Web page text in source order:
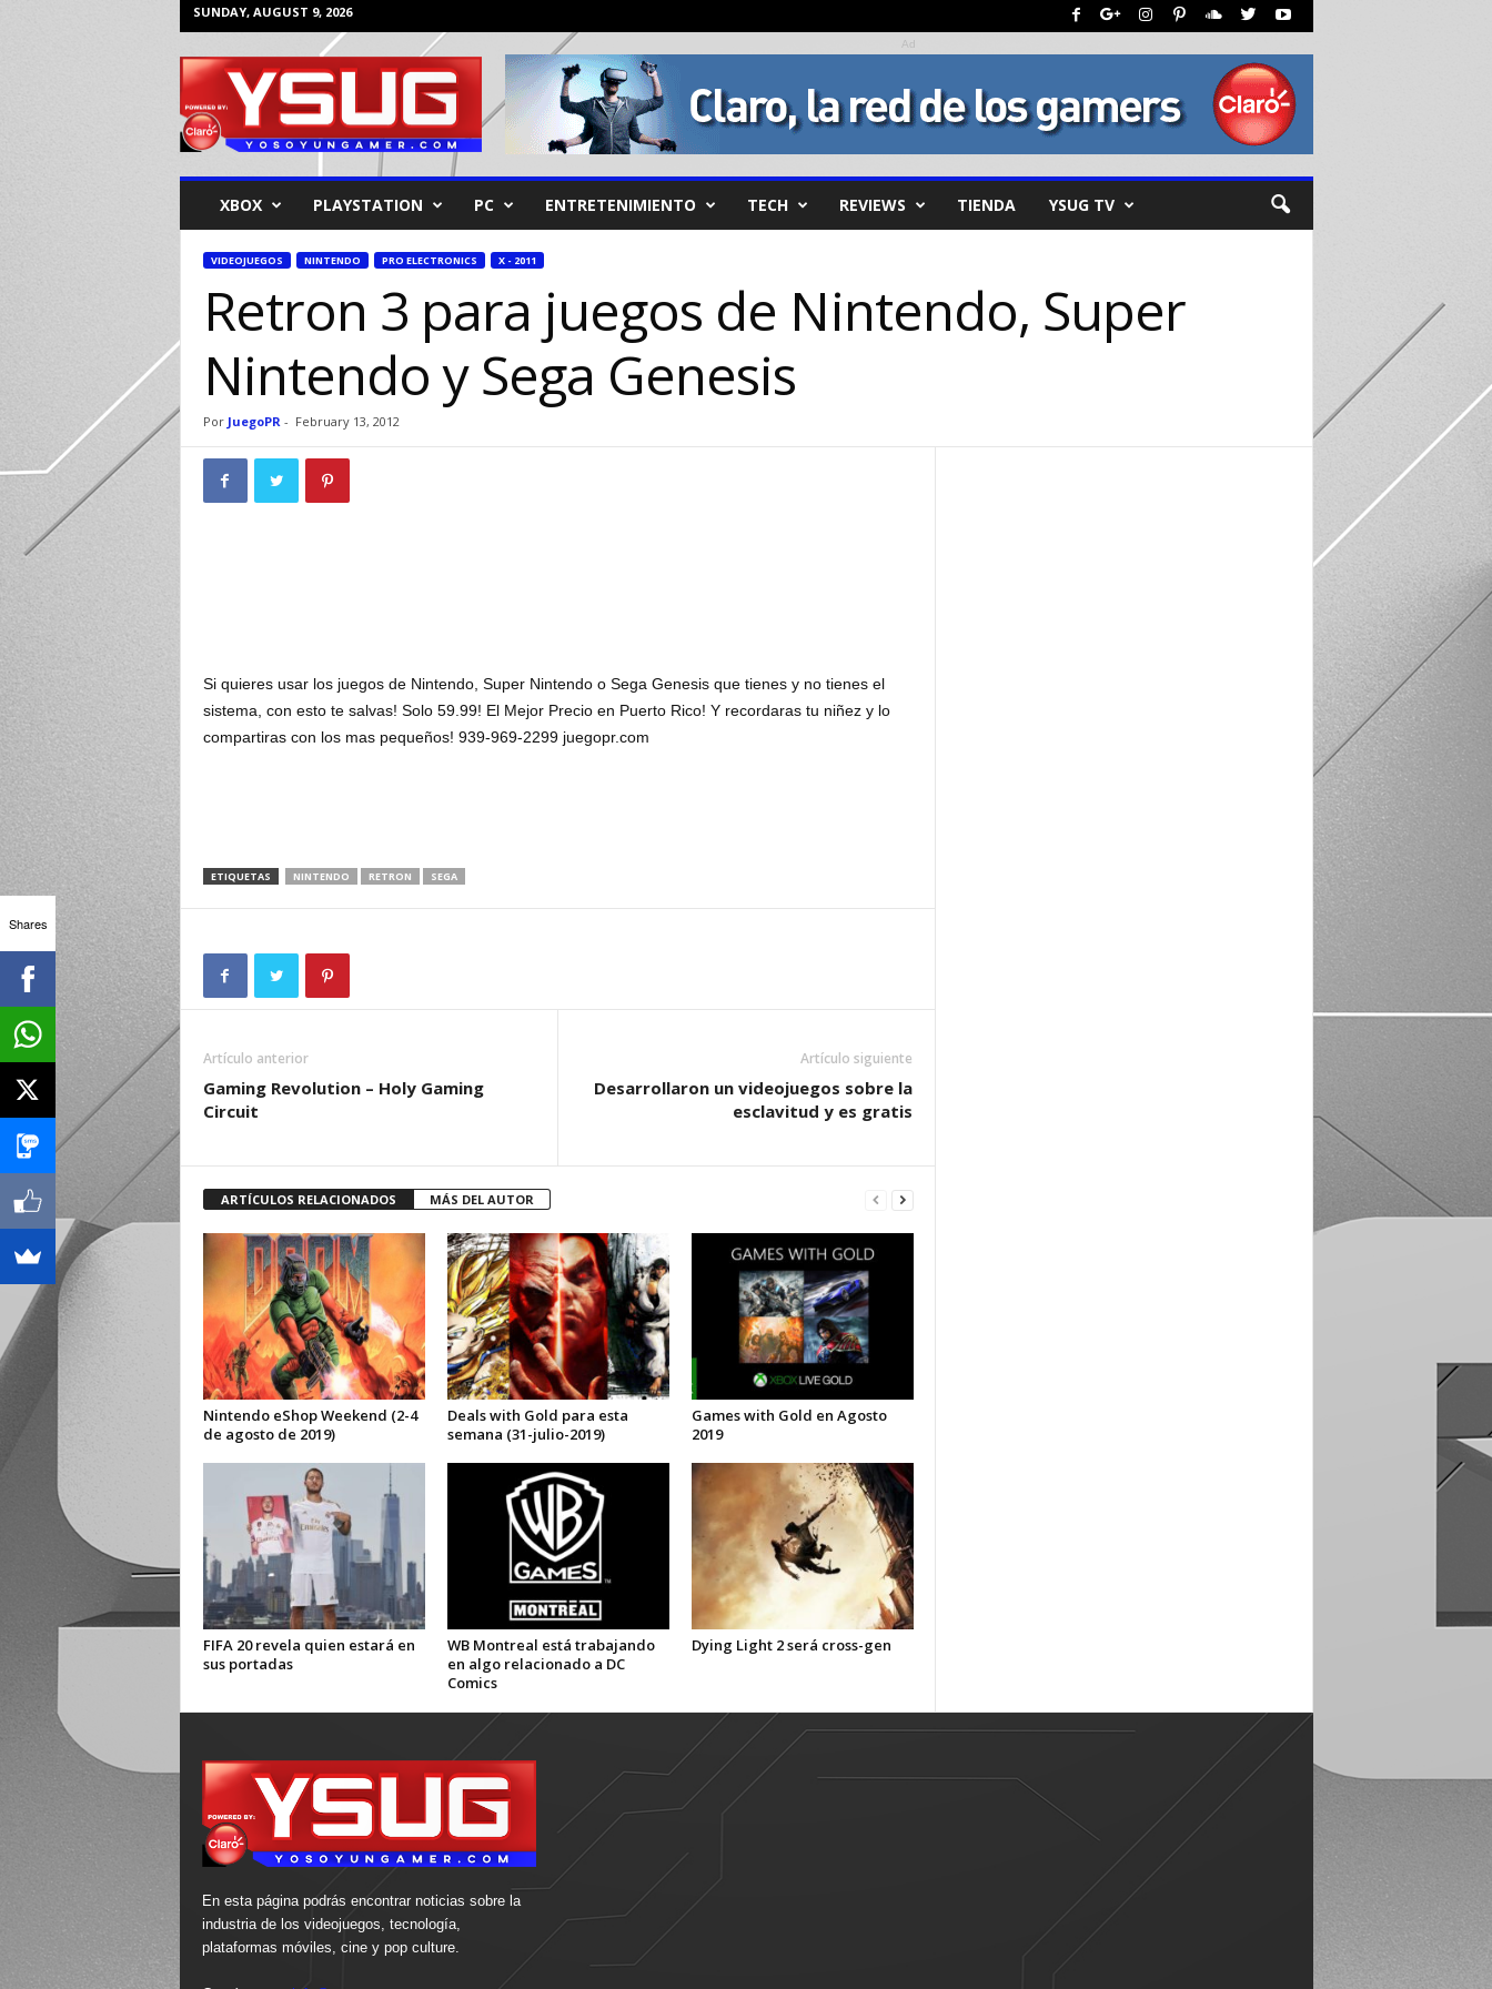
SUNDAY, AUGUST 9, 2026
o
o
y
Ad
XBOX PLAYSTATION PC ENTRETENIMIENTO TECH REVIEWS TIENDA YSUG TV
VIDEOJUEGOS NINTENDO PRO ELECTRONICS X - 2011
Retron 3 para juegos de Nintendo, Super
Nintendo y Sega Genesis
Por JuegoPR- February 13, 2012
Si quieres usar los juegos de Nintendo, Super Nintendo o Sega Genesis que tienes y no tienes el
sistema, con esto te salvas! Solo 59.99! El Mejor Precio en Puerto Rico! Y recordaras tu niñez y lo
compartiras con los mas pequeños! 939-969-2299 juegopr.com
ETIQUETAS NINTENDO RETRON SEGA
Artículo anterior
Gaming Revolution – Holy Gaming
Circuit
Artículo siguiente
Desarrollaron un videojuegos sobre la
esclavitud y es gratis
ARTÍCULOS RELACIONADOS MÁS DEL AUTOR
Nintendo eShop Weekend (2-4
de agosto de 2019)
Deals with Gold para esta
semana (31-julio-2019)
Games with Gold en Agosto
2019
FIFA 20 revela quien estará en
sus portadas
WB Montreal está trabajando
en algo relacionado a DC
Comics
Dying Light 2 será cross-gen
En esta página podrás encontrar noticias sobre la
industria de los videojuegos, tecnología,
plataformas móviles, cine y pop culture.
Shares